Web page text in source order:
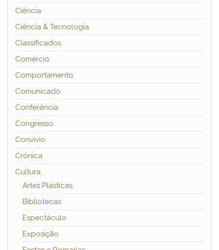
Ciência
Ciência & Tecnologia
Classificados
Comércio
Comportamento
Comunicado
Conferência
Congresso
Convívio
Crónica
Cultura
Artes Plásticas
Bibliotecas
Espectáculo
Exposição